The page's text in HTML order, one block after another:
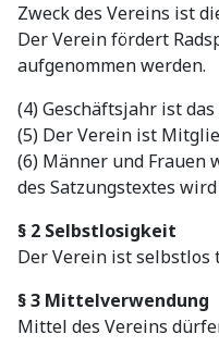
Zweck des Vereins ist
Der Verein fördert
aufgenommen werden.
(4) Geschäftsjahr ist
(5) Der Verein ist
(6) Männer und Frauen
des Satzungstextes
§ 2 Selbstlosigkeit
Der Verein ist
§ 3 Mittelverwendung
Mittel des Vereins